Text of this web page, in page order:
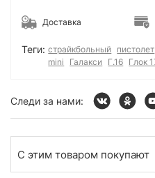
Доставка
Теги: страйкбольный пистолет
mini
Галакси Г.16 Глок
Следи за нами:
С этим товаром покупают